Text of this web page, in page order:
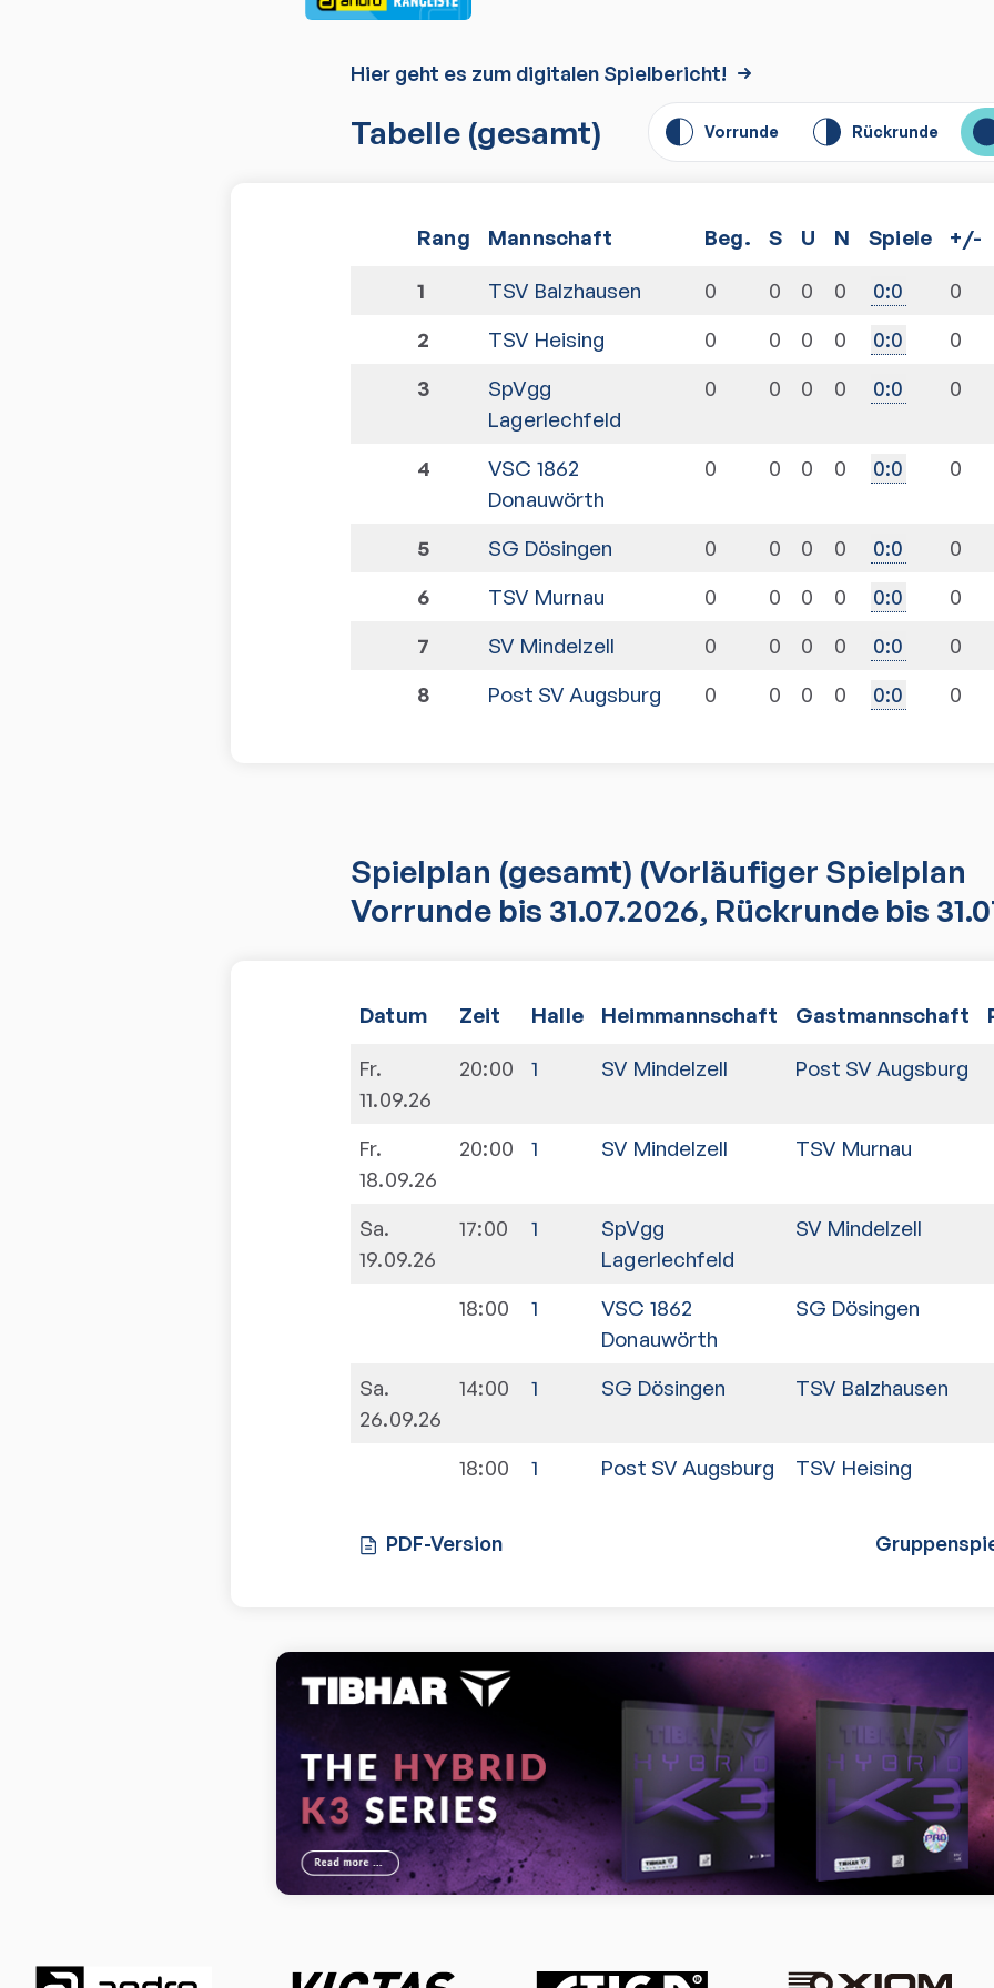
Hier geht es zum digitalen Spielbericht!
Tabelle (gesamt) Vorrunde Rückrunde
Rang Mannschaft Beg. S U N Spiele +/-
1 TSV Balzhausen 0 0 0 0 0:0 0
2
TSV Heising 0 0 0 0 0:0 0
3
SpVgg
Lagerlechfeld
0 0 0 0 0:0 0
4
VSC 1862
Donauwörth
0 0 0 0 0:0 0
5 SG Dösingen 0 0 0 0 0:0 0
6
TSV Murnau 0 0 0 0 0:0 0
7
SV Mindelzell 0 0 0 0 0:0 0
8
Post SV Augsburg 0 0 0 0 0:0 0
Spielplan (gesamt) (Vorläufiger Spielplan
Vorrunde bis 31.07.2026, Rückrunde bis
Datum Zeit Halle Heimmannschaft Gastmannschaft
Fr.
11.09.26
20:00 1 SV Mindelzell Post SV Augsburg
Fr.
18.09.26
20:00 1 SV Mindelzell TSV Murnau
Sa.
19.09.26
17:00 1
SpVgg
Lagerlechfeld
SV Mindelzell
18:00 1
VSC 1862
Donauwörth
SG Dösingen
Sa.
26.09.26
14:00 1 SG Dösingen TSV Balzhausen
18:00 1 Post SV Augsburg TSV Heising
PDF-Version